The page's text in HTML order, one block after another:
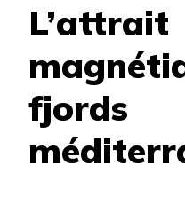
L’attrait
fjords